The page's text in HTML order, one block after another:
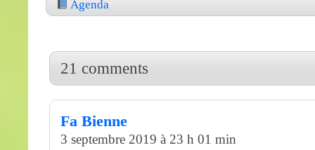
Agenda
21 comments
Fa Bienne
3 septembre 2019 à 23 h 01 min